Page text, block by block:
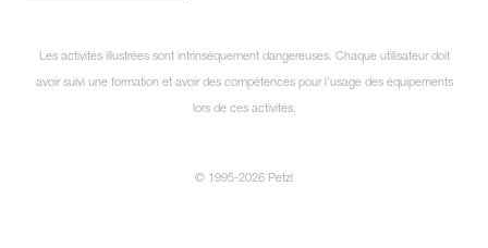
Les activités illustrées sont intrinsèquement dangereuses. Chaque utilisateur doit
avoir suivi une formation et avoir des compétences pour l’usage des équipements
lors de ces activités.
© 1995-2026 Petzl